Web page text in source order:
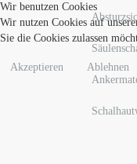
Wir benutzen Cookies
Wir nutzen Cookies auf
Sie die Cookies zulassen
Akzeptieren
Ablehnen